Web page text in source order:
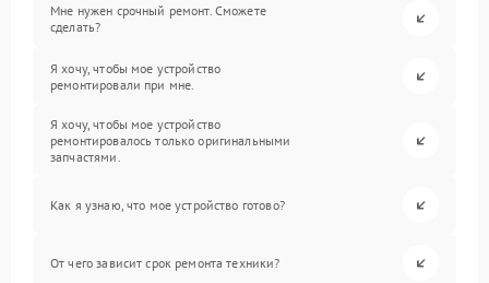
Мне нужен срочный ремонт. Сможете
сделать?
Я хочу, чтобы мое устройство
ремонтировали при мне.
Я хочу, чтобы мое устройство
ремонтировалось только оригинальными
запчастями.
Как я узнаю, что мое устройство готово?
От чего зависит срок ремонта техники?